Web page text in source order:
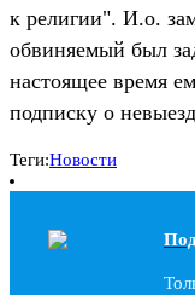
к религии". И.о.
обвиняемый был
настоящее время
подписку о
Теги:Новости